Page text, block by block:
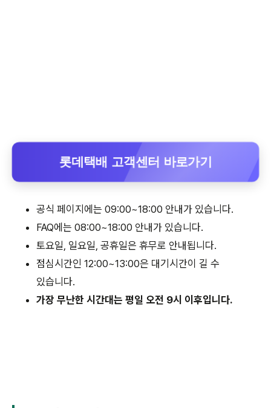
롯데택배 고객센터 바로가기
공식 페이지에는 09:00~18:00 안내가 있습니다.
FAQ에는 08:00~18:00 안내가 있습니다.
토요일, 일요일, 공휴일은 휴무로 안내됩니다.
점심시간인 12:00~13:00은 대기시간이 길 수
있습니다.
가장 무난한 시간대는 평일 오전 9시 이후입니다.